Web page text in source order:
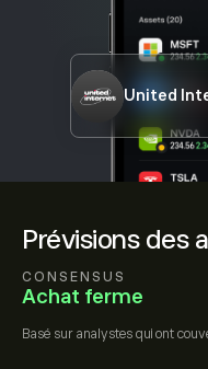
Prévisions des
CONSENSUS
Achat ferme
Basé sur analystes qui ont
United